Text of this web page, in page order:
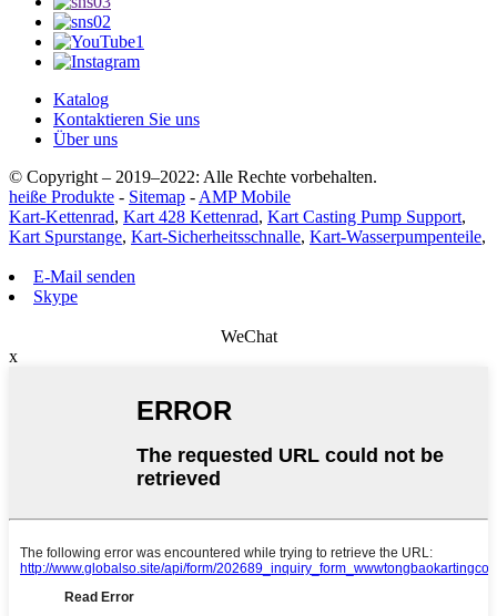
Katalog
Kontaktieren Sie uns
Über uns
© Copyright – 2019–2022: Alle Rechte vorbehalten.
heiße Produkte - Sitemap - AMP Mobile
Kart-Kettenrad, Kart 428 Kettenrad, Kart Casting Pump Support,
Kart Spurstange, Kart-Sicherheitsschnalle, Kart-Wasserpumpenteile,
E-Mail senden
Skype
WeChat
x